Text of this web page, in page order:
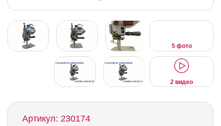
5 фото
2 видео
Артикул: 230174